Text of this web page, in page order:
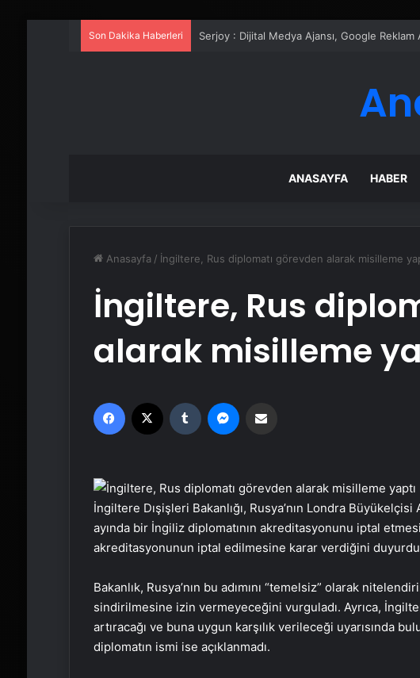
Son Dakika Haberleri Serjoy : Dijital Medya Ajansı, Google Reklam
ANASAYFA HABER
Anasayfa / İngiltere, Rus diplomatı görevden alarak misilleme
İngiltere, Rus
alarak misilleme
Facebook Tumblr
İngiltere Dışişleri Bakanlığı, Rusya’nın Londra Büyükelçisi
ayında bir İngiliz diplomatının akreditasyonunu iptal
akreditasyonunun iptal edilmesine karar verdiğini
Bakanlık, Rusya’nın bu adımını “temelsiz” olarak
sindirilmesine izin vermeyeceğini vurguladı. Ayrıca,
artıracağı ve buna uygun karşılık verileceği uyarısında
diplomatın ismi ise açıklanmadı.